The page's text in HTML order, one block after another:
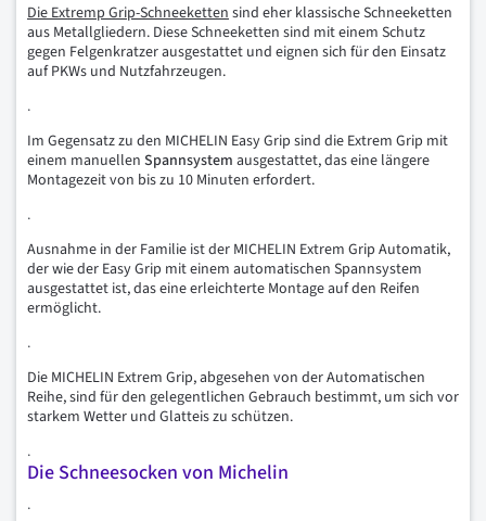
Die Extremp Grip-Schneeketten sind eher klassische Schneeketten
aus Metallgliedern. Diese Schneeketten sind mit einem Schutz
gegen Felgenkratzer ausgestattet und eignen sich für den Einsatz
auf PKWs und Nutzfahrzeugen.
.
Im Gegensatz zu den MICHELIN Easy Grip sind die Extrem Grip mit
einem manuellen Spannsystem ausgestattet, das eine längere
Montagezeit von bis zu 10 Minuten erfordert.
.
Ausnahme in der Familie ist der MICHELIN Extrem Grip Automatik,
der wie der Easy Grip mit einem automatischen Spannsystem
ausgestattet ist, das eine erleichterte Montage auf den Reifen
ermöglicht.
.
Die MICHELIN Extrem Grip, abgesehen von der Automatischen
Reihe, sind für den gelegentlichen Gebrauch bestimmt, um sich vor
starkem Wetter und Glatteis zu schützen.
.
Die Schneesocken von Michelin
.